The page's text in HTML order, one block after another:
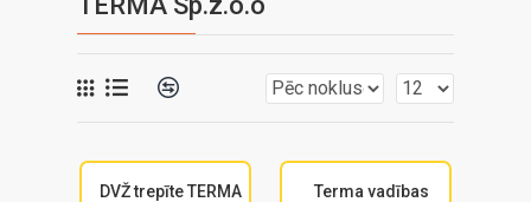
DVŽ trepīte TERMA
Terma vadības